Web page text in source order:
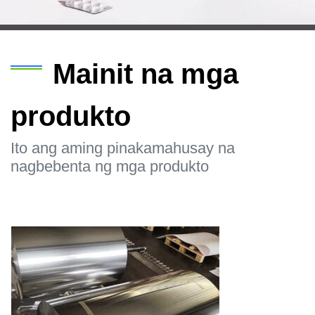
Mainit na mga
produkto
Ito ang aming pinakamahusay na
nagbebenta ng mga produkto